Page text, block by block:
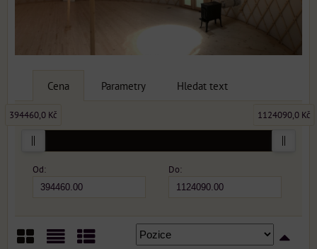
Cena Parametry Hledat text
Od: Do:
394460,0 Kč 1124090,0 Kč